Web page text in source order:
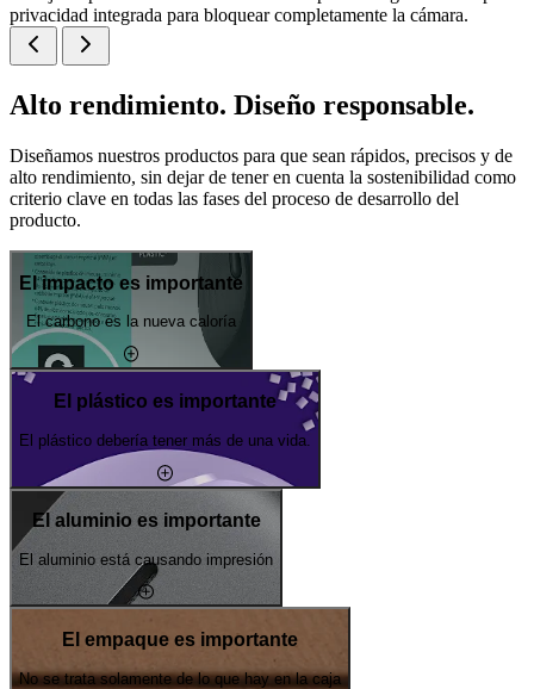
privacidad integrada para bloquear completamente la cámara.
Alto rendimiento. Diseño responsable.
Diseñamos nuestros productos para que sean rápidos, precisos y de
alto rendimiento, sin dejar de tener en cuenta la sostenibilidad como
criterio clave en todas las fases del proceso de desarrollo del
producto.
El impacto es importante
El carbono es la nueva caloría
El plástico es importante
El plástico debería tener más de una vida.
El aluminio es importante
El aluminio está causando impresión
El empaque es importante
No se trata solamente de lo que hay en la caja